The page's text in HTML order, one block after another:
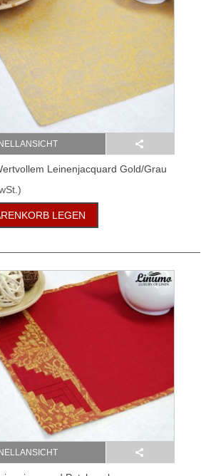
Leinenjacquard Gold/Grau
LEGEN